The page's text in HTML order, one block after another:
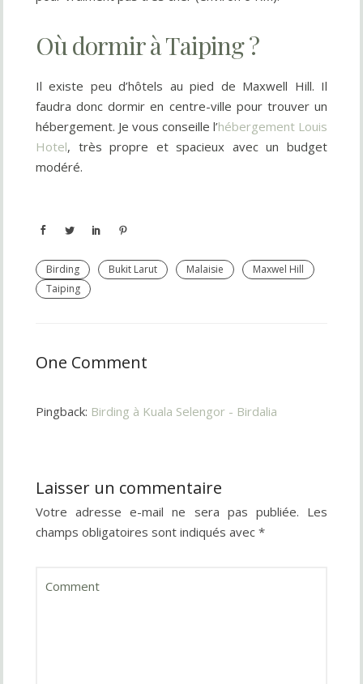
Où dormir à Taiping ?
Il existe peu d’hôtels au pied de Maxwell Hill. Il
faudra donc dormir en centre-ville pour trouver un
hébergement. Je vous conseille l’hébergement Louis
Hotel, très propre et spacieux avec un budget
modéré.
Birding Bukit Larut Malaisie
Maxwel Hill
Taiping
One Comment
Pingback: Birding à Kuala Selengor - Birdalia
Laisser un commentaire
Votre adresse e-mail ne sera pas publiée. Les
champs obligatoires sont indiqués avec *